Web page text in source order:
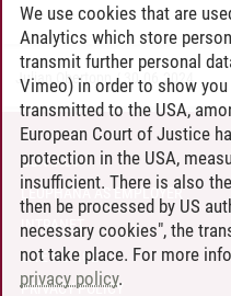
Julian Obertopp / 30.06.2024
CONTACT
LEUPHANA AS EMPLOYER
INTRANET
SITE NOTICE
PRIVACY POLICY
We use cookies that are
Analytics which store
transmit further personal
Vimeo) in order to show
transmitted to the USA,
European Court of Justice
protection in the USA,
insufficient. There is also
then be processed by US
necessary cookies", the
not take place. For more
privacy policy.